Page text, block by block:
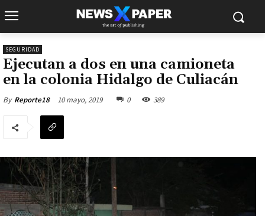
SEGURIDAD
Ejecutan a dos en una camioneta
en la colonia Hidalgo de Culiacán
By Reporte18 10 mayo, 2019 0 389